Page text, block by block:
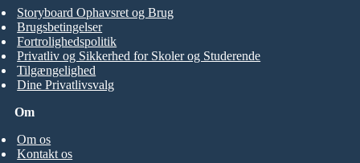
Om
Om os
Kontakt os
Storyboard Ophavsret og Brug
Brugsbetingelser
Fortrolighedspolitik
Privatliv og Sikkerhed for Skoler og Studerende
Tilgængelighed
Dine Privatlivsvalg